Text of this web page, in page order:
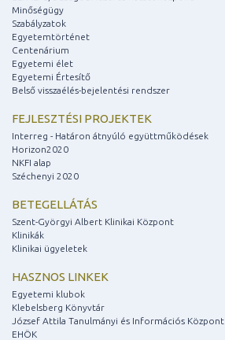
Minőségügy
Szabályzatok
Egyetemtörténet
Centenárium
Egyetemi élet
Egyetemi Értesítő
Belső visszaélés-bejelentési rendszer
FEJLESZTÉSI PROJEKTEK
Interreg - Határon átnyúló együttműködések
Horizon2020
NKFI alap
Széchenyi 2020
BETEGELLÁTÁS
Szent-Györgyi Albert Klinikai Központ
Klinikák
Klinikai ügyeletek
HASZNOS LINKEK
Egyetemi klubok
Klebelsberg Könyvtár
József Attila Tanulmányi és Információs Központ
EHÖK